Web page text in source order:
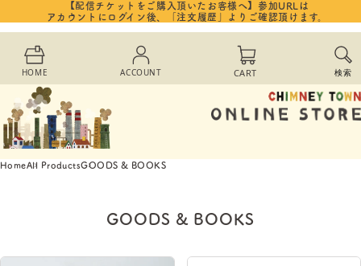
Skip to
content
【配信チケットをご購入頂いたお客様へ】参加URLは
アカウントにログイン後、「注文履歴」よりご確認頂けます。
HOME ACCOUNT
Cart
CART 検索
HomeAll ProductsGOODS & BOOKS
GOODS & BOOKS